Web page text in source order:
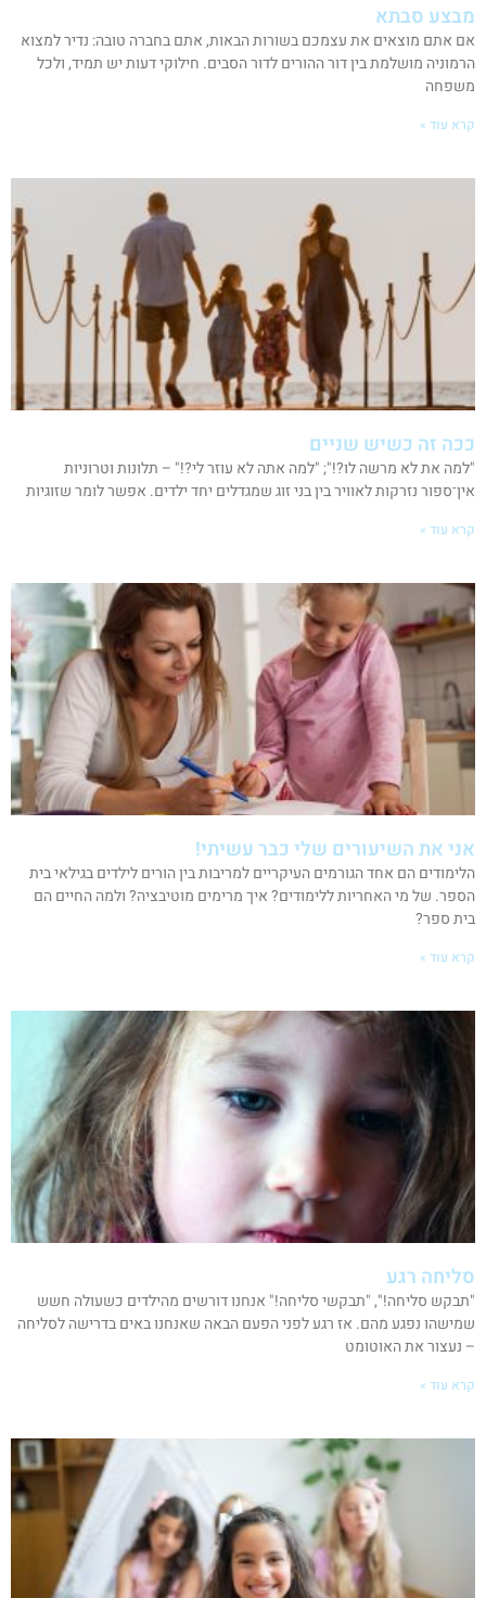
מבצע סבתא
אם אתם מוצאים את עצמכם בשורות הבאות, אתם בחברה טובה: נדיר למצוא
הרמוניה מושלמת בין דור ההורים לדור הסבים. חילוקי דעות יש תמיד, ולכל
משפחה
קרא עוד »
ככה זה כשיש שניים
"למה את לא מרשה לו?!"; "למה אתה לא עוזר לי?!" – תלונות וטרוניות
אין־ספור נזרקות לאוויר בין בני זוג שמגדלים יחד ילדים. אפשר לומר שזוגיות
קרא עוד »
אני את השיעורים שלי כבר עשיתי!
הלימודים הם אחד הגורמים העיקריים למריבות בין הורים לילדים בגילאי בית
הספר. של מי האחריות ללימודים? איך מרימים מוטיבציה? ולמה החיים הם
בית ספר?
קרא עוד »
סליחה רגע
"תבקש סליחה!", "תבקשי סליחה!" אנחנו דורשים מהילדים כשעולה חשש
שמישהו נפגע מהם. אז רגע לפני הפעם הבאה שאנחנו באים בדרישה לסליחה
– נעצור את האוטומט
קרא עוד »